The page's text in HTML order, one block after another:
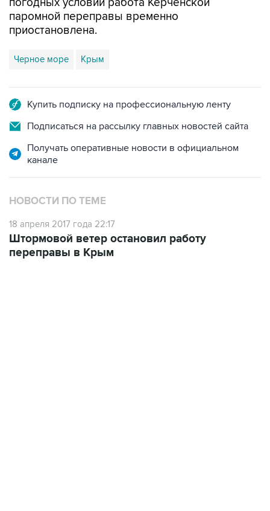
паромной переправы временно
приостановлена.
Черное море Крым
Купить подписку на профессиональную ленту
Подписаться на рассылку главных новостей сайта
Получать оперативные новости в официальном
канале
НОВОСТИ ПО ТЕМЕ
18 апреля 2017 года 22:17
Штормовой ветер остановил работу
переправы в Крым